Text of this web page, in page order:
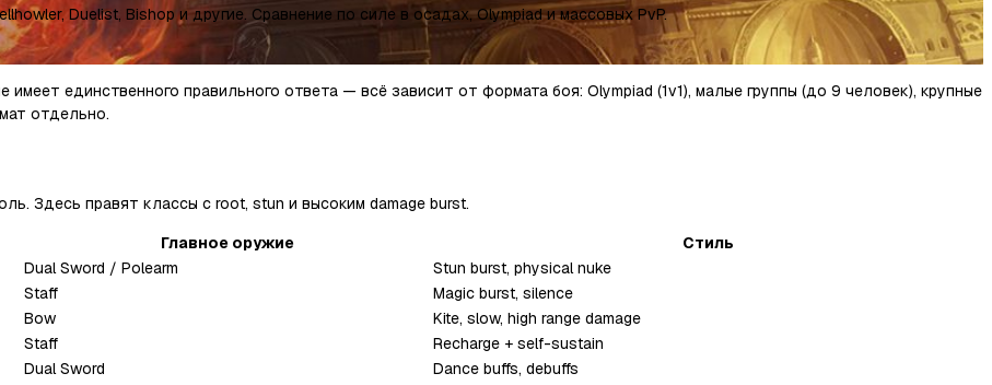
Duelist, Bishop и другие. Сравнение по силе в осадах, Olympiad и массовых PvP.
единственного правильного ответа — всё зависит от формата боя: Olympiad (1v1), малые группы (до 9 человек), крупные
отдельно.
Здесь правят классы с root, stun и высоким damage burst.
Главное оружие
Стиль
Dual Sword / Polearm
Stun burst, physical nuke
Staff
Magic burst, silence
Bow
Kite, slow, high range damage
Staff
Recharge + self-sustain
Dual Sword
Dance buffs, debuffs